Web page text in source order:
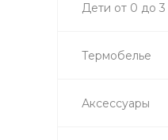
Дети от 0 до 3
Термобелье
Аксессуары